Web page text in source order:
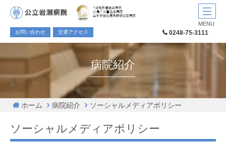
MENU
お問い合わせ 交通アクセス 0248-75-3111
病院紹介
ホーム 病院紹介 ソーシャルメディアポリシー
ソーシャルメディアポリシー